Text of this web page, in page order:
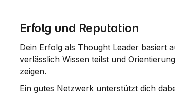
Erfolg und Reputation
Dein Erfolg als Thought Leader basiert
verlässlich Wissen teilst und
zeigen.
Ein gutes Netzwerk unterstützt dich